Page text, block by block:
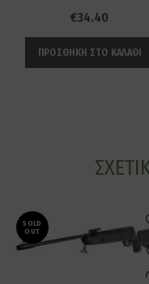
€34.40
ΠΡΟΣΘΉΚΗ ΣΤΟ ΚΑΛΆΘΙ
SOLD
OUT